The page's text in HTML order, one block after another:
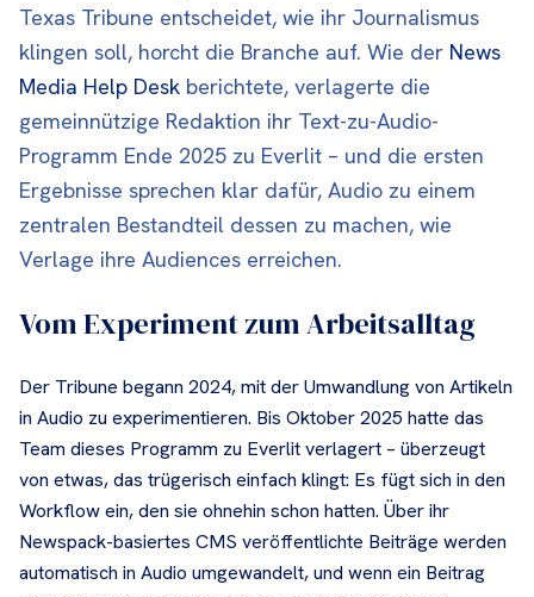
Texas Tribune entscheidet, wie ihr Journalismus
klingen soll, horcht die Branche auf. Wie der News
Media Help Desk berichtete, verlagerte die
gemeinnützige Redaktion ihr Text-zu-Audio-
Programm Ende 2025 zu Everlit – und die ersten
Ergebnisse sprechen klar dafür, Audio zu einem
zentralen Bestandteil dessen zu machen, wie
Verlage ihre Audiences erreichen.
Vom Experiment zum Arbeitsalltag
Der Tribune begann 2024, mit der Umwandlung von Artikeln
in Audio zu experimentieren. Bis Oktober 2025 hatte das
Team dieses Programm zu Everlit verlagert – überzeugt
von etwas, das trügerisch einfach klingt: Es fügt sich in den
Workflow ein, den sie ohnehin schon hatten. Über ihr
Newspack-basiertes CMS veröffentlichte Beiträge werden
automatisch in Audio umgewandelt, und wenn ein Beitrag